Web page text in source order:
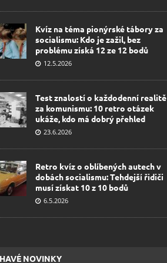
Kvíz na téma pionýrské tábory za
socialismu: Kdo je zažil, bez
problému získá 12 ze 12 bodů
12.5.2026
Test znalostí o každodenní realitě
za komunismu: 10 retro otázek
ukáže, kdo má dobrý přehled
23.6.2026
Retro kvíz o oblíbených autech v
dobách socialismu: Tehdejší řidiči
musí získat 10 z 10 bodů
6.5.2026
NOVINKY